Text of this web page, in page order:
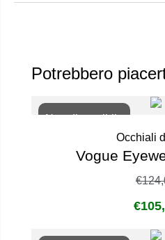
Potrebbero
Non disponibile
Occhiali
Vogue
€
€